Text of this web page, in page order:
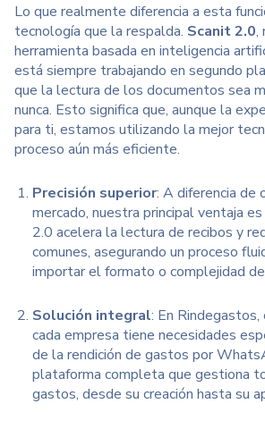
Lo que realmente diferencia a esta
tecnología que la respalda. Scanit 2.0,
herramienta basada en inteligencia
está siempre trabajando en segundo
que la lectura de los documentos sea
nunca. Esto significa que, aunque la
para ti, estamos utilizando la mejor
proceso aún más eficiente.
Precisión superior: A diferencia de
mercado, nuestra principal ventaja
2.0 acelera la lectura de recibos y
comunes, asegurando un proceso
importar el formato o complejidad
Solución integral: En
cada empresa tiene necesidades
de la rendición de gastos por
plataforma completa que gestiona
gastos, desde su creación hasta su